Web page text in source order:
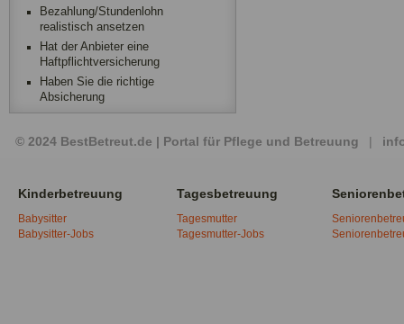
Bezahlung/Stundenlohn
realistisch ansetzen
Hat der Anbieter eine
Haftpflichtversicherung
Haben Sie die richtige
Absicherung
© 2024 BestBetreut.de | Portal für Pflege und Betreuung |
Kinderbetreuung
Babysitter
Babysitter-Jobs
Tagesbetreuung
Tagesmutter
Tagesmutter-Jobs